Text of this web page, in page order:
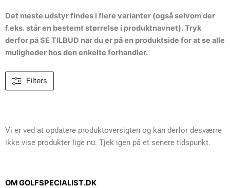
Det meste udstyr findes i flere varianter (også selvom der
f.eks. står en bestemt størrelse i produktnavnet). Tryk
derfor på SE TILBUD når du er på en produktside for at se alle
muligheder hos den enkelte forhandler.
Filters
Vi er ved at opdatere produktoversigten og kan derfor desværre
ikke vise produkter lige nu. Tjek igen på et senere tidspunkt.
OM GOLFSPECIALIST.DK